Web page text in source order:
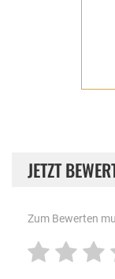
JETZT
Zum Bewerten